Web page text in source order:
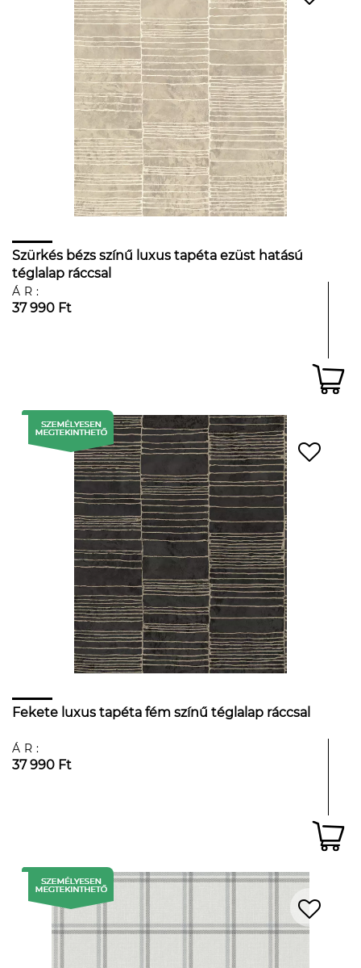
Szürkés bézs színű luxus tapéta ezüst hatású
téglalap ráccsal
ÁR:
37 990 Ft
Fekete luxus tapéta fém színű téglalap ráccsal
ÁR:
37 990 Ft